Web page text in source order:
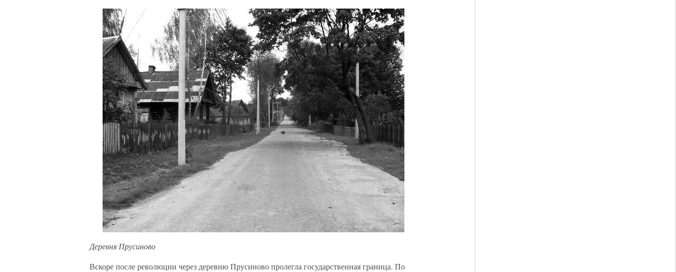
Деревня Прусиново
Вскоре после революции через деревню Прусиново пролегла государственная граница. По